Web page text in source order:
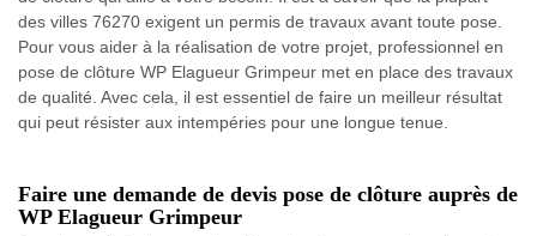
des villes 76270 exigent un permis de travaux avant toute pose.
Pour vous aider à la réalisation de votre projet, professionnel en
pose de clôture WP Elagueur Grimpeur met en place des travaux
de qualité. Avec cela, il est essentiel de faire un meilleur résultat
qui peut résister aux intempéries pour une longue tenue.
Faire une demande de devis pose de clôture auprès de
WP Elagueur Grimpeur